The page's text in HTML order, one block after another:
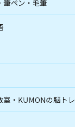
筆ペン・毛筆
室・KUMONの脳トレ